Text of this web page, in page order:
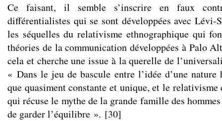
Ce faisant, il semble s’inscrire en faux
différentialistes qui se sont développées avec Lévi-
les séquelles du relativisme ethnographique qui
théories de la communication développées à Palo
cela et cherche une issue à la querelle de
« Dans le jeu de bascule entre l’idée d’une
que quasiment constante et unique, et le relativisme
qui récuse le mythe de la grande famille des
de garder l’équilibre ». [30]